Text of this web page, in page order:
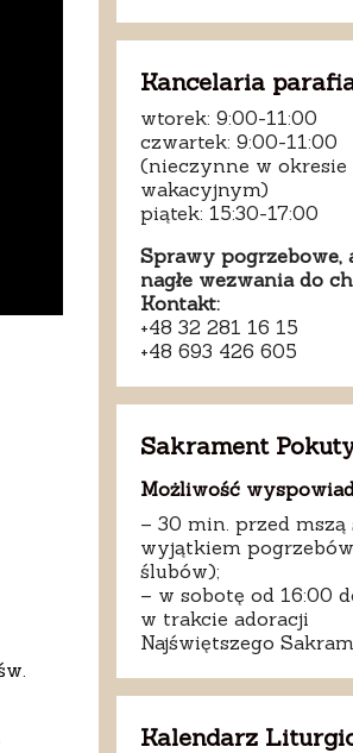
Kancelaria
wtorek: 9:00-11:00
czwartek: 9:00-11:00
(nieczynne w okresie
wakacyjnym)
piątek: 15:30-17:00
Sprawy pogrzebowe,
nagłe wezwania do
Kontakt:
+48 32 281 16 15
+48 693 426 605
Sakrament
Możliwość
– 30 min. przed mszą
wyjątkiem
ślubów);
– w sobotę od 16:00
w trakcie adoracji
Najświętszego
Kalendarz